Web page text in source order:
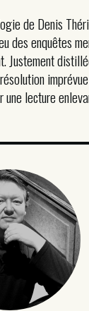
de Denis
des enquêtes
Justement
une lecture